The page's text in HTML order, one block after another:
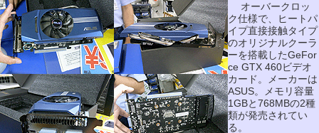
オーバークロッ
ク仕様で、ヒートパ
イプ直接接触タイプ
のオリジナルクーラ
ーを搭載したGeFor
ce GTX 460ビデオ
カード。メーカーは
ASUS。メモリ容量
1GBと768MBの2種
類が発売されてい
る。